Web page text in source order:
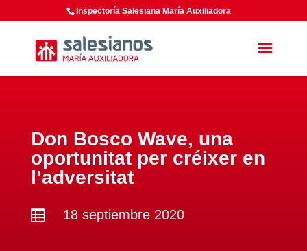
Inspectoría Salesiana María Auxiliadora
Don Bosco Wave, una
oportunitat per créixer en
l’adversitat
 18 septiembre 2020